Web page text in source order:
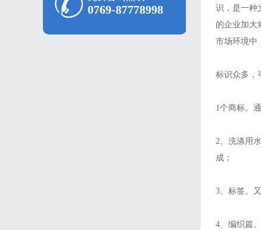
0769-87778998
识，是一种
的企业加大
市场环境中
标识众多，
1个商标。
2、洗涤用
成；
3、标签。
4、编织篇